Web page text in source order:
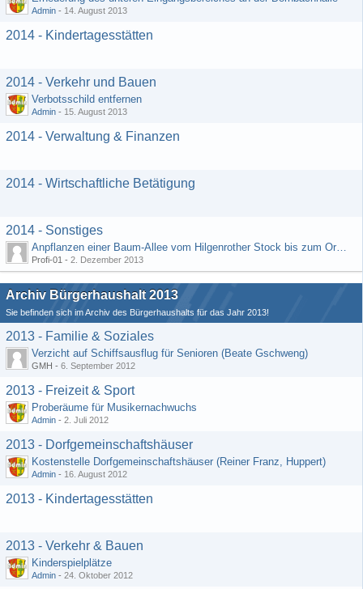
Admin - 14. August 2013
2014 - Kindertagesstätten
2014 - Verkehr und Bauen
Verbotsschild entfernen
Admin - 15. August 2013
2014 - Verwaltung & Finanzen
2014 - Wirtschaftliche Betätigung
2014 - Sonstiges
Anpflanzen einer Baum-Allee vom Hilgenrother Stock bis zum Ortseingang
Profi-01 - 2. Dezember 2013
Archiv Bürgerhaushalt 2013
Sie befinden sich im Archiv des Bürgerhaushalts für das Jahr 2013!
2013 - Familie & Soziales
Verzicht auf Schiffsausflug für Senioren (Beate Gschweng)
GMH - 6. September 2012
2013 - Freizeit & Sport
Proberäume für Musikernachwuchs
Admin - 2. Juli 2012
2013 - Dorfgemeinschaftshäuser
Kostenstelle Dorfgemeinschaftshäuser (Reiner Franz, Huppert)
Admin - 16. August 2012
2013 - Kindertagesstätten
2013 - Verkehr & Bauen
Kinderspielplätze
Admin - 24. Oktober 2012